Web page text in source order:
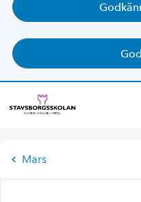
Mars